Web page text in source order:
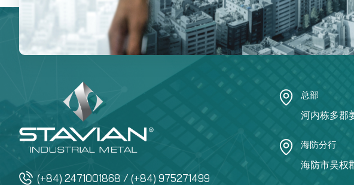
(+84) 2471001868 / (+84) 975271499
总部
河内栋多郡
海防分行
海防市吴权